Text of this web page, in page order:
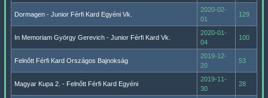
Dormagen - Junior Férfi Kard Egyéni Vk.
2020-02-
01
129
In Memoriam György Gerevich - Junior Férfi Kard Vk.
2020-01-
04
100
Felnőtt Férfi Kard Országos Bajnokság
2019-12-
20
53
Magyar Kupa 2. - Felnőtt Férfi Kard Egyéni
2019-11-
30
28